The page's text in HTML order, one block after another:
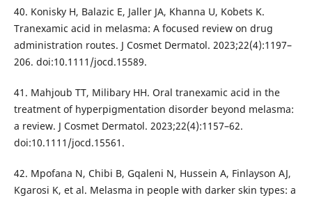
40. Konisky H, Balazic E, Jaller JA, Khanna U, Kobets K.
Tranexamic acid in melasma: A focused review on drug
administration routes. J Cosmet Dermatol. 2023;22(4):1197–
206. doi:10.1111/jocd.15589.
41. Mahjoub TT, Milibary HH. Oral tranexamic acid in the
treatment of hyperpigmentation disorder beyond melasma:
a review. J Cosmet Dermatol. 2023;22(4):1157–62.
doi:10.1111/jocd.15561.
42. Mpofana N, Chibi B, Gqaleni N, Hussein A, Finlayson AJ,
Kgarosi K, et al. Melasma in people with darker skin types: a